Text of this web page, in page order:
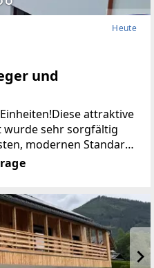
Heute
und
attraktive
wurde sehr sorgfältig
modernen Standard
sind größtenteils
dem